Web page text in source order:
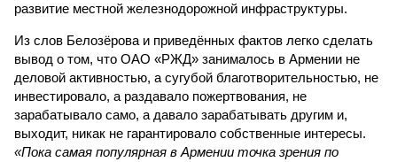
развитие местной железнодорожной инфраструктуры.
Из слов Белозёрова и приведённых фактов легко сделать
вывод о том, что ОАО «РЖД» занималось в Армении не
деловой активностью, а сугубой благотворительностью, не
инвестировало, а раздавало пожертвования, не
зарабатывало само, а давало зарабатывать другим и,
выходит, никак не гарантировало собственные интересы.
«Пока самая популярная в Армении точка зрения по